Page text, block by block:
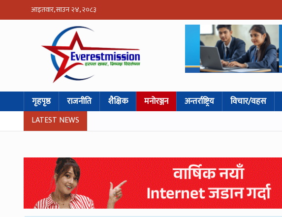
आइतवार, साउन २४, २०८३
गृहपृष्ठ राजनीति शैक्षिक मनोरञ्जन अन्तर्राष्ट्रिय विचार/वहस
LATEST NEWS